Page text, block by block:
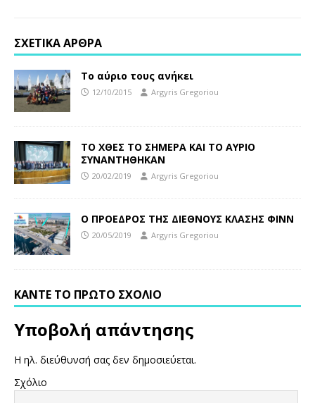
ΣΧΕΤΙΚΆ ΆΡΘΡΑ
Το αύριο τους ανήκει
12/10/2015 Argyris Gregoriou
ΤΟ ΧΘΕΣ ΤΟ ΣΗΜΕΡΑ ΚΑΙ ΤΟ ΑΥΡΙΟ
ΣΥΝΑΝΤΗΘΗΚΑΝ
20/02/2019 Argyris Gregoriou
Ο ΠΡΟΕΔΡΟΣ ΤΗΣ ΔΙΕΘΝΟΥΣ ΚΛΑΣΗΣ ΦΙΝΝ
20/05/2019 Argyris Gregoriou
ΚΆΝΤΕ ΤΟ ΠΡΏΤΟ ΣΧΌΛΙΟ
Υποβολή απάντησης
Η ηλ. διεύθυνσή σας δεν δημοσιεύεται.
Σχόλιο